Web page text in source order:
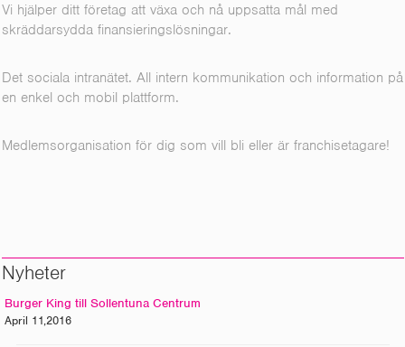
Vi hjälper ditt företag att växa och nå uppsatta mål med
skräddarsydda finansieringslösningar.
Det sociala intranätet. All intern kommunikation och information på
en enkel och mobil plattform.
Medlemsorganisation för dig som vill bli eller är franchisetagare!
Nyheter
Burger King till Sollentuna Centrum
April 11,2016